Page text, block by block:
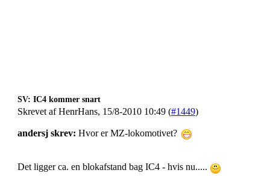
SV: IC4 kommer snart
Skrevet af HenrHans, 15/8-2010 10:49 (#1449)
andersj skrev: Hvor er MZ-lokomotivet?
Det ligger ca. en blokafstand bag IC4 - hvis nu.....